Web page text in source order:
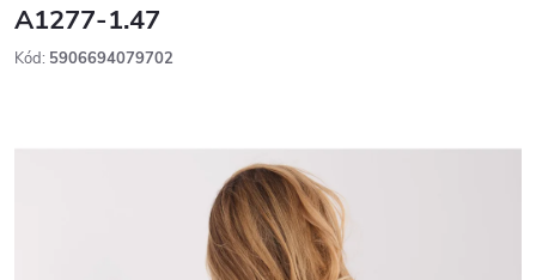
A1277-1.47
Kód: 5906694079702